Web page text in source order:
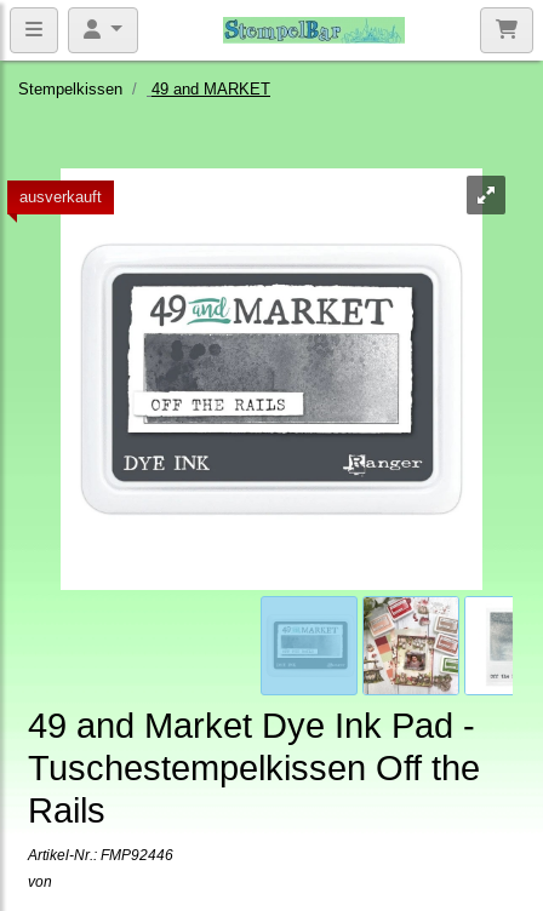
Stempelkissen 49 and MARKET
ausverkauft
49 and Market Dye Ink Pad -
Tuschestempelkissen Off the
Rails
Artikel-Nr.: FMP92446
von